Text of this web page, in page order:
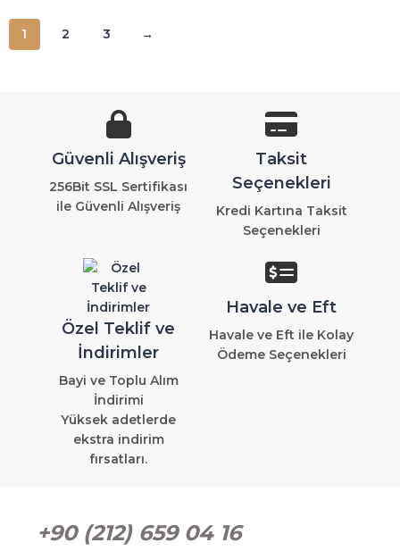
1 2 3 →
Güvenli Alışveriş
256Bit SSL Sertifikası
ile Güvenli Alışveriş
Taksit
Seçenekleri
Kredi Kartına Taksit
Seçenekleri
Özel Teklif ve
İndirimler
Bayi ve Toplu Alım
İndirimi
Yüksek adetlerde
ekstra indirim
fırsatları.
Havale ve Eft
Havale ve Eft ile Kolay
Ödeme Seçenekleri
+90 (212) 659 04 16